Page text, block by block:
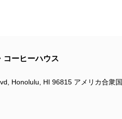
ーヒーハウス
Honolulu, HI 96815 アメリカ合衆国